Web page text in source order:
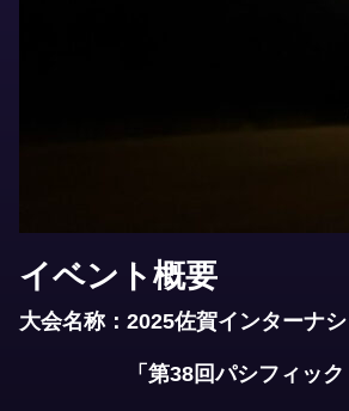
イベント概要
大会名称：2025佐賀インターナ
「第38回パシフィック・